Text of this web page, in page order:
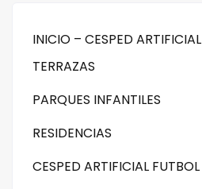
INICIO – CESPED ARTIFICIAL
TERRAZAS
PARQUES INFANTILES
RESIDENCIAS
CESPED ARTIFICIAL FUTBOL